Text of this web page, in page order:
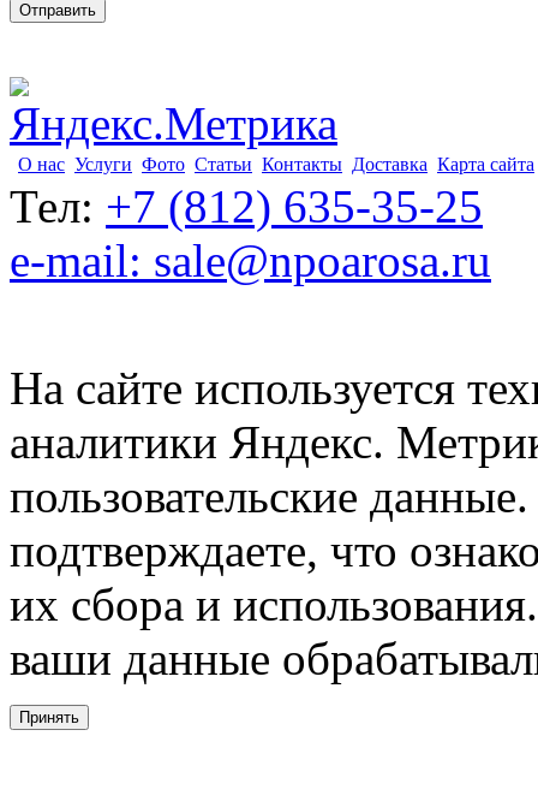
О нас Услуги Фото Статьи Контакты Доставка Карта сайта
Тел: +7 (812) 635-35-25
e-mail: sale@npoarosa.ru
На сайте используется
аналитики Яндекс.
пользовательские
подтверждаете, что
их сбора и
ваши данные
Принять